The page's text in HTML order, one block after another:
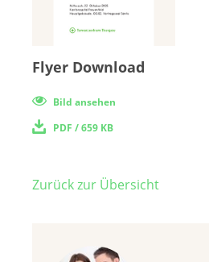
Flyer Download
Bild ansehen
PDF / 659 KB
Zurück zur Übersicht